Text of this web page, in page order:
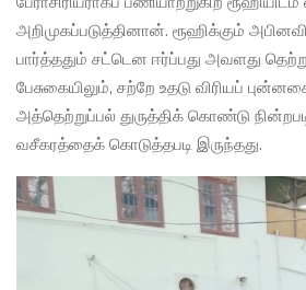
அறிமுகப்படுத்தினான். ரூஹிக்கும்
பார்த்ததும் சட்டென ஈர்ப்பது அவளது
பேசுகையிலும், சற்றே உதடு விரியப்
அத்தெற்றுப்பல் துருத்திக் கொண்டு
வசீகரத்தைக் கொடுத்தபடி இருந்தது.